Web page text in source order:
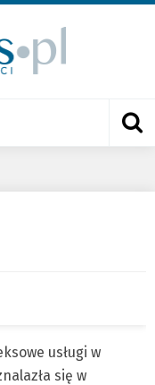
usługi w
się w